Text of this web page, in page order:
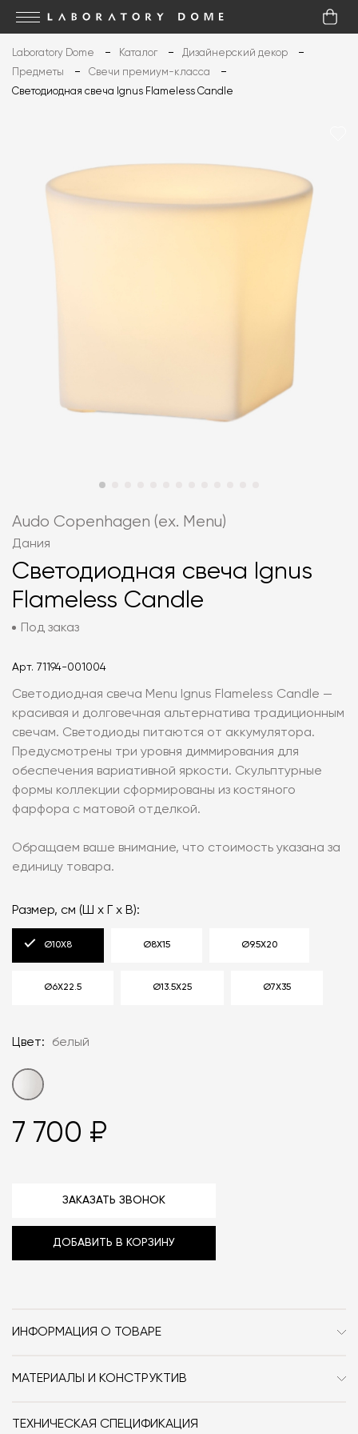
Laboratory Dome Каталог
Дизайнерский декор
Предметы
Свечи премиум-класса
Светодиодная свеча Ignus Flameless Candle
Audo Copenhagen (ex. Menu)
Дания
Светодиодная свеча Ignus
Flameless Candle
Под заказ
Арт. 71194-001004
Светодиодная свеча Menu Ignus Flameless Candle —
красивая и долговечная альтернатива традиционным
свечам. Светодиоды питаются от аккумулятора.
Предусмотрены три уровня диммирования для
обеспечения вариативной яркости. Скульптурные
формы коллекции сформированы из костяного
фарфора с матовой отделкой.
Обращаем ваше внимание, что стоимость указана за
единицу товара.
Размер, см (Ш x Г x В):
Ø10X8 Ø8X15 Ø9.5X20
Ø6X22.5 Ø13.5X25 Ø7X35
Цвет: белый
7 700 ₽
ЗАКАЗАТЬ ЗВОНОК
ДОБАВИТЬ В КОРЗИНУ
ИНФОРМАЦИЯ О ТОВАРЕ
МАТЕРИАЛЫ И КОНСТРУКТИВ
выполнена в костяном фарфоре белого цвета
ТЕХНИЧЕСКАЯ СПЕЦИФИКАЦИЯ